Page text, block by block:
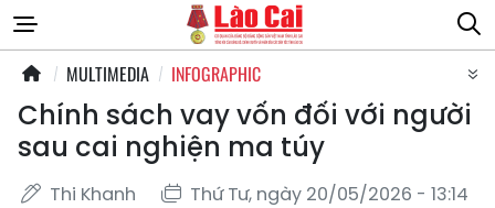
MULTIMEDIA INFOGRAPHIC
Chính sách vay vốn đối với người
sau cai nghiện ma túy
Thi Khanh Thứ Tư, ngày 20/05/2026 - 13:14